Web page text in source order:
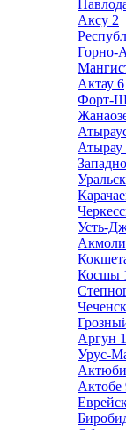
Аксу 2
Горно-
Актау 6
Форт-
Атырау
Уральск
Усть-
Косшы
Аргун 1
Урус-
Актобе